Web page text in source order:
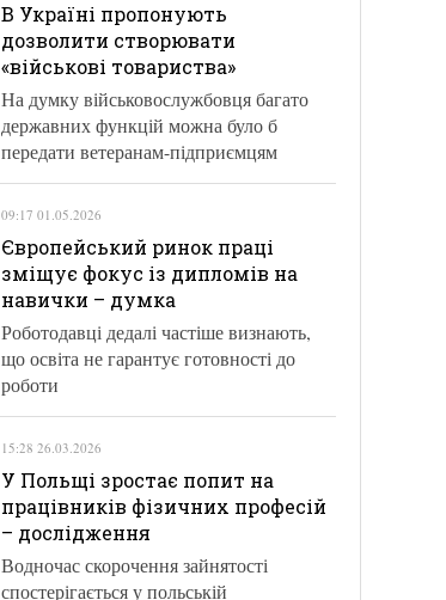
В Україні пропонують
дозволити створювати
«військові товариства»
На думку військовослужбовця багато
державних функцій можна було б
передати ветеранам-підприємцям
09:17 01.05.2026
Європейський ринок праці
зміщує фокус із дипломів на
навички – думка
Роботодавці дедалі частіше визнають,
що освіта не гарантує готовності до
роботи
15:28 26.03.2026
У Польщі зростає попит на
працівників фізичних професій
– дослідження
Водночас скорочення зайнятості
спостерігається у польській